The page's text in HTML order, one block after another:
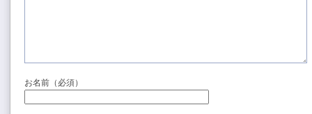
お名前（必須）